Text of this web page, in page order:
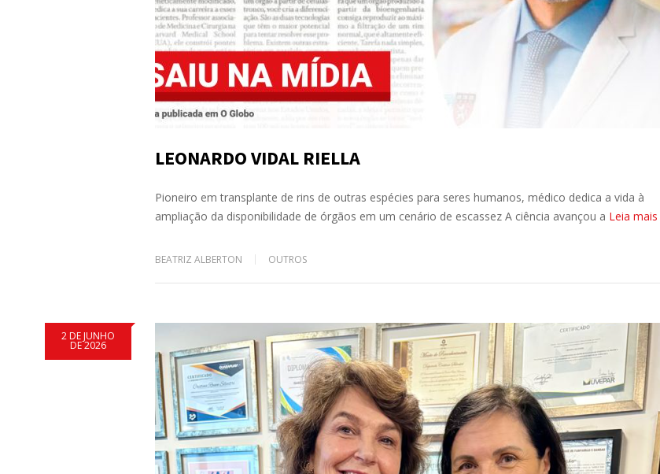
LEONARDO VIDAL RIELLA
Pioneiro em transplante de rins de outras espécies para seres humanos, médico dedica a vida à
ampliação da disponibilidade de órgãos em um cenário de escassez A ciência avançou a Leia mais
BEATRIZ ALBERTON OUTROS
2 DE JUNHO
DE 2026